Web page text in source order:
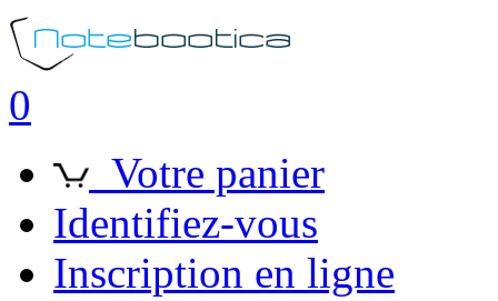
0
Votre panier
Identifiez-vous
Inscription en ligne